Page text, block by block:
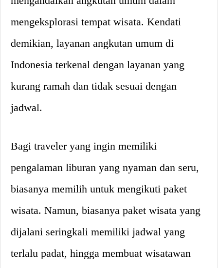
mengeksplorasi tempat wisata. Kendati
demikian, layanan angkutan umum di
Indonesia terkenal dengan layanan yang
kurang ramah dan tidak sesuai dengan
jadwal.
Bagi traveler yang ingin memiliki
pengalaman liburan yang nyaman dan seru,
biasanya memilih untuk mengikuti paket
wisata. Namun, biasanya paket wisata yang
dijalani seringkali memiliki jadwal yang
terlalu padat, hingga membuat wisatawan